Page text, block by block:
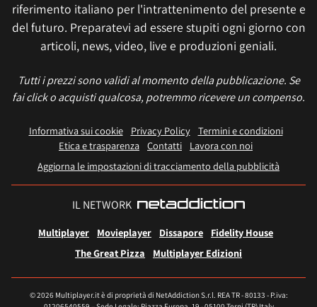
riferimento italiano per l'intrattenimento del presente e
del futuro. Preparatevi ad essere stupiti ogni giorno con
articoli, news, video, live e produzioni geniali.
Tutti i prezzi sono validi al momento della pubblicazione. Se
fai click o acquisti qualcosa, potremmo ricevere un compenso.
Informativa sui cookie Privacy Policy
Termini e condizioni
Etica e trasparenza Contatti
Lavora con noi
Aggiorna le impostazioni di tracciamento della pubblicità
IL NETWORK
Multiplayer Movieplayer Dissapore
Fidelity House
The Great Pizza
Multiplayer Edizioni
© 2026 Multiplayer.it è di proprietà di NetAddiction S.r.l. REA TR - 80133 - P.iva: